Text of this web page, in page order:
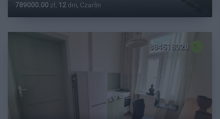
789000.00 zł, 12 dni, Czarlin
884518028